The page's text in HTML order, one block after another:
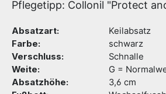
Pflegetipp: Collonil "Protect
Absatzart:
Keilabsatz
Farbe:
schwarz
Verschluss:
Schnalle
Weite:
G =
Absatzhöhe:
3,6 cm